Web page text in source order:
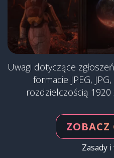
Uwagi dotyczące
formacie JPEG,
rozdzielczością
ZOBACZ
Zasady